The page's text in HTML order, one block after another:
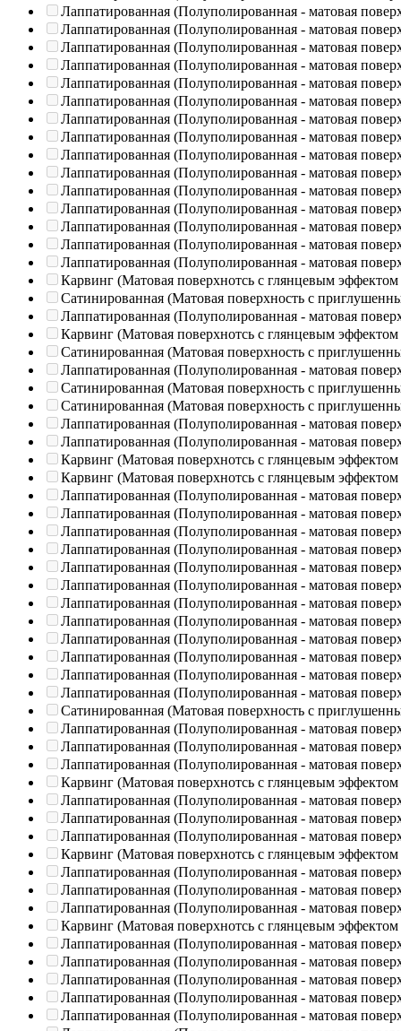
Лаппатированная (Полуполированная - матовая
Лаппатированная (Полуполированная - матовая
Лаппатированная (Полуполированная - матовая
Лаппатированная (Полуполированная - матовая
Лаппатированная (Полуполированная - матовая
Лаппатированная (Полуполированная - матовая
Лаппатированная (Полуполированная - матовая
Лаппатированная (Полуполированная - матовая
Лаппатированная (Полуполированная - матовая
Лаппатированная (Полуполированная - матовая
Лаппатированная (Полуполированная - матовая
Лаппатированная (Полуполированная - матовая
Лаппатированная (Полуполированная - матовая
Лаппатированная (Полуполированная - матовая
Лаппатированная (Полуполированная - матовая
Карвинг (Матовая поверхнотсь с глянцевым эффектом
Сатинированная (Матовая поверхность с
Лаппатированная (Полуполированная - матовая
Карвинг (Матовая поверхнотсь с глянцевым эффектом
Сатинированная (Матовая поверхность с
Лаппатированная (Полуполированная - матовая
Сатинированная (Матовая поверхность с
Сатинированная (Матовая поверхность с
Лаппатированная (Полуполированная - матовая
Лаппатированная (Полуполированная - матовая
Карвинг (Матовая поверхнотсь с глянцевым эффектом
Карвинг (Матовая поверхнотсь с глянцевым эффектом
Лаппатированная (Полуполированная - матовая
Лаппатированная (Полуполированная - матовая
Лаппатированная (Полуполированная - матовая
Лаппатированная (Полуполированная - матовая
Лаппатированная (Полуполированная - матовая
Лаппатированная (Полуполированная - матовая
Лаппатированная (Полуполированная - матовая
Лаппатированная (Полуполированная - матовая
Лаппатированная (Полуполированная - матовая
Лаппатированная (Полуполированная - матовая
Лаппатированная (Полуполированная - матовая
Лаппатированная (Полуполированная - матовая
Сатинированная (Матовая поверхность с
Лаппатированная (Полуполированная - матовая
Лаппатированная (Полуполированная - матовая
Лаппатированная (Полуполированная - матовая
Карвинг (Матовая поверхнотсь с глянцевым эффектом
Лаппатированная (Полуполированная - матовая
Лаппатированная (Полуполированная - матовая
Лаппатированная (Полуполированная - матовая
Карвинг (Матовая поверхнотсь с глянцевым эффектом
Лаппатированная (Полуполированная - матовая
Лаппатированная (Полуполированная - матовая
Лаппатированная (Полуполированная - матовая
Карвинг (Матовая поверхнотсь с глянцевым эффектом
Лаппатированная (Полуполированная - матовая
Лаппатированная (Полуполированная - матовая
Лаппатированная (Полуполированная - матовая
Лаппатированная (Полуполированная - матовая
Лаппатированная (Полуполированная - матовая